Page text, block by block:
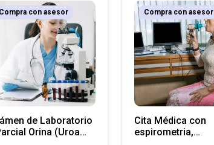
de Laboratorio
Orina (Uroa
Compra con asesor
Cita Médica con
espirometria,
Compra con asesor